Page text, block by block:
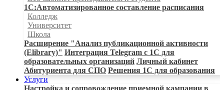
1С:Автоматизированное составление расписания
Колледж
Университет
Школа
Расширение "Анализ публикационной активности
(Elibrary)" Интеграция Telegram с 1С для
образовательных организаций Личный кабинет
Абитуриента для СПО Решения 1С для образования
Услуги
Настройка и сопровождение приемной кампании в